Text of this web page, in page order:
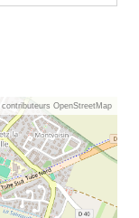
OpenStreetMap